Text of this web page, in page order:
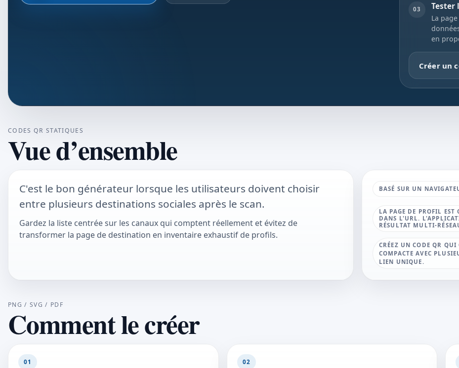
03 Tester
La
en
Créer un
CODES QR STATIQUES
Vue d’ensemble
C'est le bon générateur lorsque les utilisateurs doivent choisir
entre plusieurs destinations sociales après le scan.
Gardez la liste centrée sur les canaux qui comptent réellement et évitez de
transformer la page de destination en inventaire exhaustif de profils.
BASÉ SUR UN
LA PAGE DE PROFIL EST
DANS L'URL.
RÉSULTAT MULTI-
CRÉEZ UN CODE QR
COMPACTE AVEC
LIEN UNIQUE.
PNG / SVG / PDF
Comment le créer
01 02